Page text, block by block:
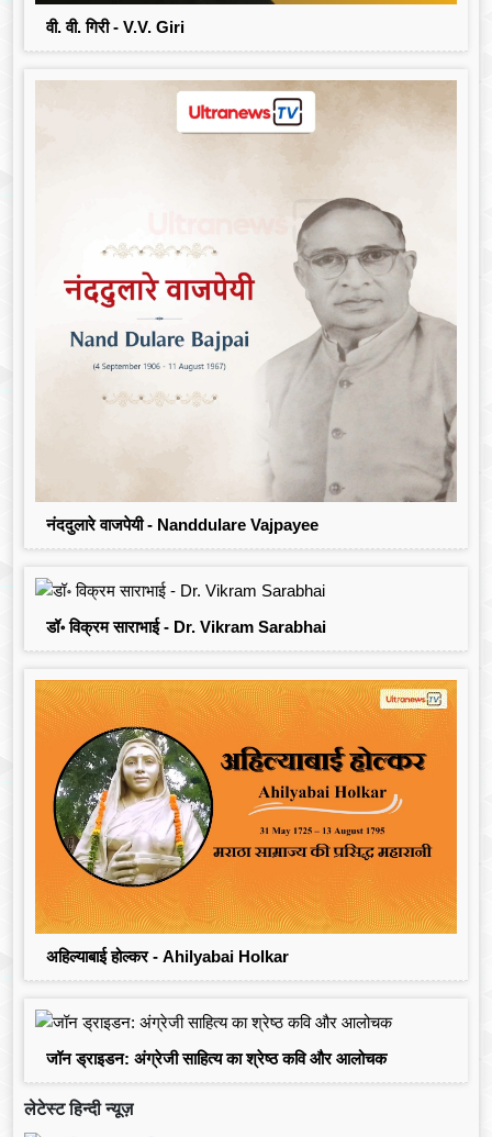
वी. वी. गिरी - V.V. Giri
नंददुलारे वाजपेयी - Nanddulare Vajpayee
डॉ॰ विक्रम साराभाई - Dr. Vikram Sarabhai
अहिल्याबाई होल्कर - Ahilyabai Holkar
जॉन ड्राइडन: अंग्रेजी साहित्य का श्रेष्ठ कवि और आलोचक
लेटेस्ट हिन्दी न्यूज़